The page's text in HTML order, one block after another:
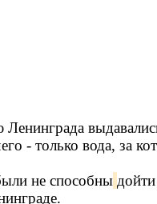
- только вода, за
не способны